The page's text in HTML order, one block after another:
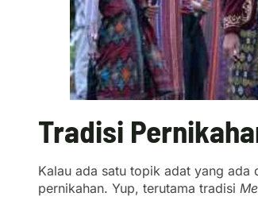
Tradisi
Kalau ada satu topik adat yang
pernikahan. Yup, terutama tradisi